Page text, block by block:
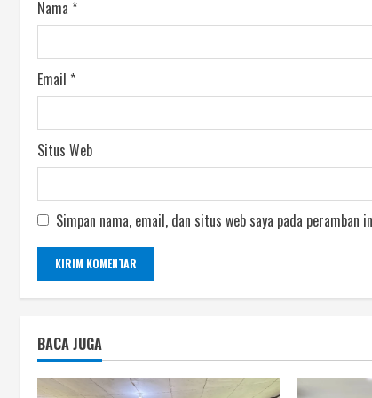
Nama *
Email *
Situs Web
Simpan nama, email, dan situs web saya pada peramban
BACA JUGA